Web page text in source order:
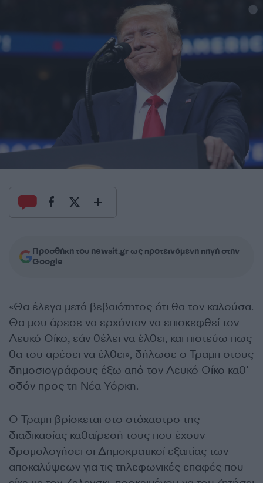
Προσθήκη του newsit.gr ως προτεινόμενη πηγή στην
Google
«Θα έλεγα μετά βεβαιότητος ότι θα τον καλούσα.
Θα μου άρεσε να ερχόνταν να επισκεφθεί τον
Λευκό Οίκο, εάν θέλει να έλθει, και πιστεύω πως
θα του αρέσει να έλθει», δήλωσε ο Τραμπ στους
δημοσιογράφους έξω από τον Λευκό Οίκο καθ’
οδόν προς τη Νέα Υόρκη.
Ο Τραμπ βρίσκεται στο στόχαστρο της
διαδικασίας καθαίρεσή τους που έχουν
δρομολογήσει οι Δημοκρατικοί εξαιτίας των
αποκαλύψεων για τις τηλεφωνικές επαφές που